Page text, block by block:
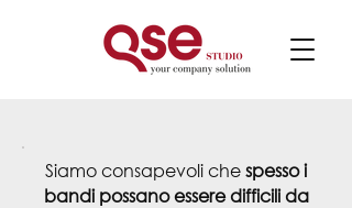
Siamo consapevoli chespesso i
bandi possano essere difficili da